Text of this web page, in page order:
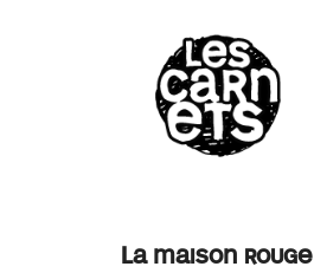
La maison rouge